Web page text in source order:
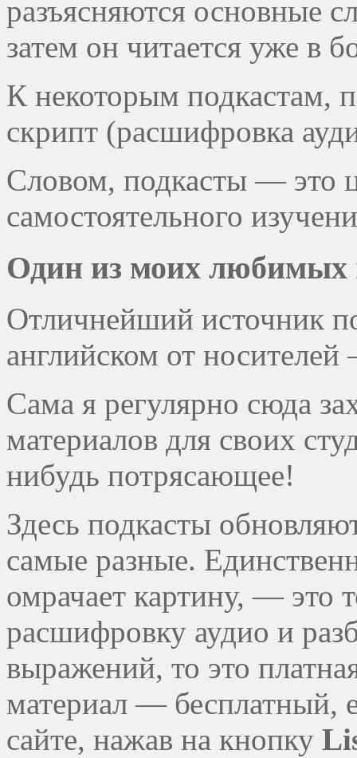
разъясняются основные
затем он читается уже в
К некоторым подкастам,
скрипт (расшифровка
Словом, подкасты — это
самостоятельного
Один из моих любимых
Отличнейший источник
английском от
Сама я регулярно сюда
материалов для своих
нибудь потрясающее!
Здесь подкасты
самые разные.
омрачает картину, — это
расшифровку аудио и
выражений, то это
материал — бесплатный,
сайте, нажав на кнопку